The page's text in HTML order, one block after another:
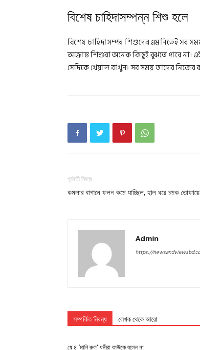
বিশেষ চাহিদাসম্পন্ন শিশু হলে
বিশেষ চাহিদাসম্পন্ন শিশুদের এমনিতেই সব
আক্রান্ত শিশুরা অনেক কিছুই বুঝতে পারে না।
সেদিকে খেয়াল রাখুন। সব সময় তাদের নিজের
পূর্ববর্তী নিবন্ধ
কমলার বাগানে ফলন কমে যাচ্ছিল, হাল ধরে চমক
Admin
https://
সম্পর্কিত নিবন্ধ লেখক থেকে আরো
যে ৪ ‘মানি রুল’ ধনীরা কাউকে বলেন না